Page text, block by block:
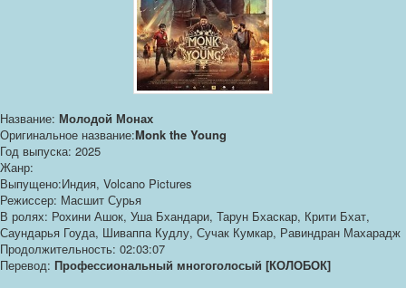
Название: Молодой Монах
Оригинальное название:Monk the Young
Год выпуска: 2025
Жанр:
Выпущено:Индия, Volcano Pictures
Режиссер: Масшит Сурья
В ролях: Рохини Ашок, Уша Бхандари, Тарун Бхаскар, Крити Бхат,
Саундарья Гоуда, Шиваппа Кудлу, Сучак Кумкар, Равиндран Махарадж
Продолжительность: 02:03:07
Перевод: Профессиональный многоголосый [КОЛОБОК]